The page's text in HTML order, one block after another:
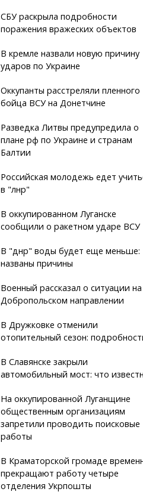
СБУ раскрыла подробности
поражения вражеских объектов
В кремле назвали новую причину
ударов по Украине
Оккупанты расстреляли пленного
бойца ВСУ на Донетчине
Разведка Литвы предупредила о
плане рф по Украине и странам
Балтии
Российская молодежь едет
в "лнр"
В оккупированном Луганске
сообщили о ракетном ударе ВСУ
В "днр" воды будет еще меньше:
названы причины
Военный рассказал о ситуации на
Добропольском направлении
В Дружковке отменили
отопительный сезон:
В Славянске закрыли
автомобильный мост: что
На оккупированной Луганщине
общественным организациям
запретили проводить поисковые
работы
В Краматорской громаде
прекращают работу четыре
отделения Укрпошты